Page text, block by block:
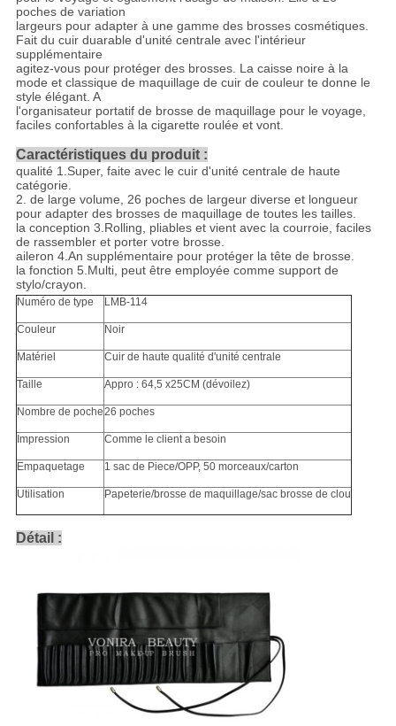
poches de variation
largeurs pour adapter à une gamme des brosses cosmétiques.
Fait du cuir duarable d'unité centrale avec l'intérieur
supplémentaire
agitez-vous pour protéger des brosses. La caisse noire à la
mode et classique de maquillage de cuir de couleur te donne le
style élégant. A
l'organisateur portatif de brosse de maquillage pour le voyage,
faciles confortables à la cigarette roulée et vont.
Caractéristiques du produit :
qualité 1.Super, faite avec le cuir d'unité centrale de haute
catégorie.
2. de large volume, 26 poches de largeur diverse et longueur
pour adapter des brosses de maquillage de toutes les tailles.
la conception 3.Rolling, pliables et vient avec la courroie, faciles
de rassembler et porter votre brosse.
aileron 4.An supplémentaire pour protéger la tête de brosse.
la fonction 5.Multi, peut être employée comme support de
stylo/crayon.
Numéro de type LMB-114
Couleur Noir
Matériel Cuir de haute qualité d'unité centrale
Taille Appro : 64,5 x25CM (dévoilez)
Nombre de poche26 poches
Impression Comme le client a besoin
Empaquetage 1 sac de Piece/OPP, 50 morceaux/carton
Utilisation Papeterie/brosse de maquillage/sac brosse de clou
Détail :